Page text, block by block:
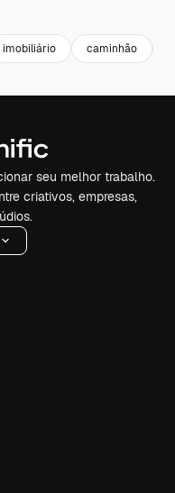
imobiliário caminhão
seu melhor trabalho.
criativos, empresas,